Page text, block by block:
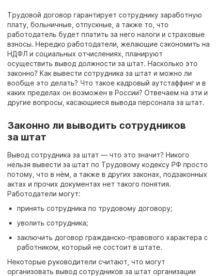
Трудовой договор гарантирует сотруднику заработную
плату, больничные, отпускные, а также то, что
работодатель будет платить за него налоги и страховые
взносы. Нередко работодатели, желающие сэкономить на
НДФЛ и социальных отчислениях, планируют
осуществить вывод должности за штат. Насколько это
законно? Как вывести сотрудника за штат и можно ли
вообще это делать? Что такое кадровый аутстаффинг и в
каких пределах он возможен в России? Отвечаем на эти и
другие вопросы, касающиеся вывода персонала за штат.
Законно ли выводить сотрудников
за штат
Вывод сотрудника за штат — что это значит? Никого
нельзя вывести за штат по Трудовому кодексу РФ просто
потому, что в нём, а также в других законах, подзаконных
актах и прочих документах нет такого понятия.
Работодатели могут:
принять сотрудника по трудовому договору;
уволить сотрудника;
заключить договор гражданско-правового характера с
работником, который не состоит в штате.
Некоторые руководители считают, что могут
организовать вывод сотрудников за штат организации